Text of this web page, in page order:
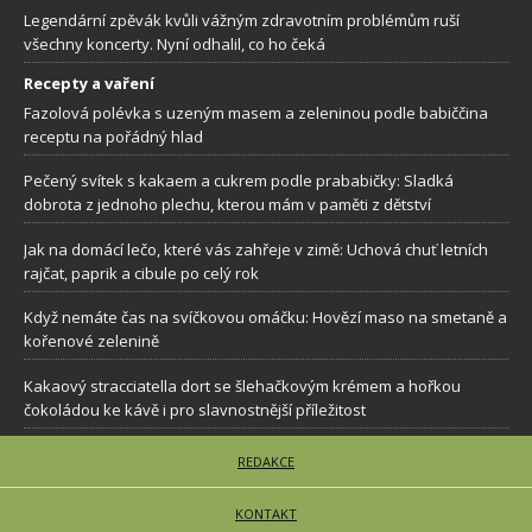
Legendární zpěvák kvůli vážným zdravotním problémům ruší
všechny koncerty. Nyní odhalil, co ho čeká
Recepty a vaření
Fazolová polévka s uzeným masem a zeleninou podle babiččina
receptu na pořádný hlad
Pečený svítek s kakaem a cukrem podle prababičky: Sladká
dobrota z jednoho plechu, kterou mám v paměti z dětství
Jak na domácí lečo, které vás zahřeje v zimě: Uchová chuť letních
rajčat, paprik a cibule po celý rok
Když nemáte čas na svíčkovou omáčku: Hovězí maso na smetaně a
kořenové zelenině
Kakaový stracciatella dort se šlehačkovým krémem a hořkou
čokoládou ke kávě i pro slavnostnější příležitost
REDAKCE
KONTAKT